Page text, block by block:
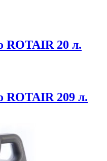
ROTAIR 20 л.
ROTAIR 209 л.